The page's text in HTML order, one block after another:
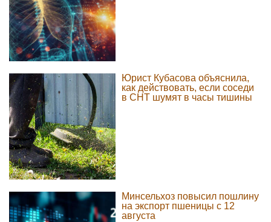
Юрист Кубасова объяснила,
как действовать, если соседи
в СНТ шумят в часы тишины
Минсельхоз повысил пошлину
на экспорт пшеницы с 12
августа